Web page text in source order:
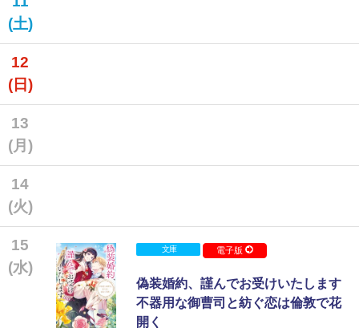
(土)
12
(日)
13
(月)
14
(火)
15
(水)
文庫 電子版
偽装婚約、謹んでお受けいたします
不器用な御曹司と紡ぐ恋は倫敦で花
開く